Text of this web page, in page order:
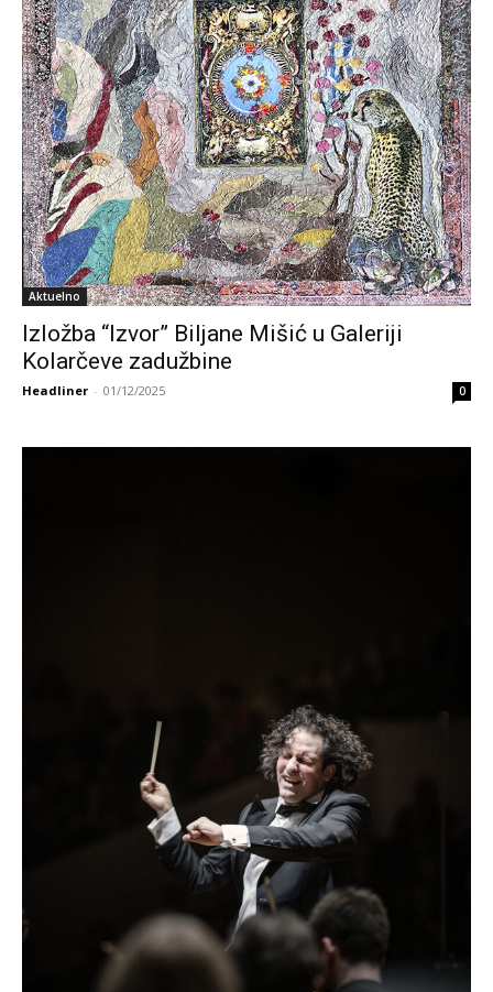
Aktuelno
Izložba “Izvor” Biljane Mišić u Galeriji
Kolarčeve zadužbine
Headliner - 01/12/2025 0